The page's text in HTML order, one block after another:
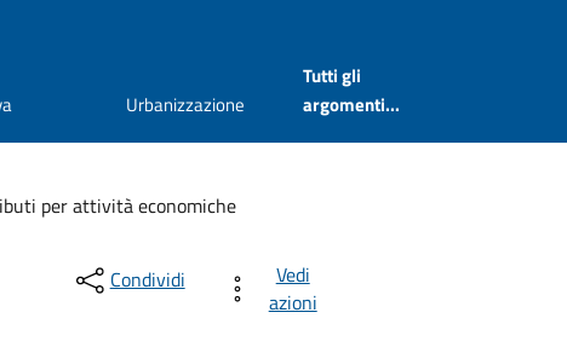
Urbanizzazione
Tutti gli
argomenti...
per attività economiche
Condividi
Vedi
azioni